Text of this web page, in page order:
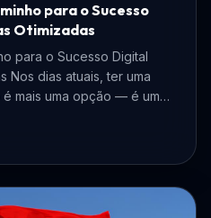
para o Sucesso
Otimizadas
para o Sucesso Digital
Nos dias atuais, ter uma
mais uma opção — é uma